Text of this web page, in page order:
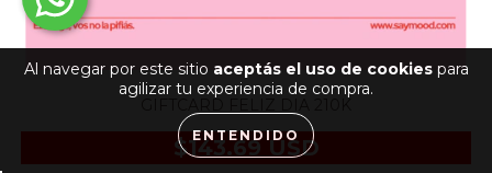
Al navegar por este sitio aceptás el uso de cookiespara
agilizar tu experiencia de compra.
ENTENDIDO
$143.69 USD